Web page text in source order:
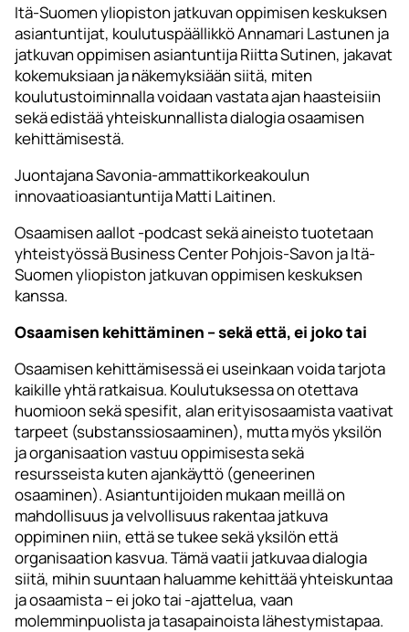
Itä-Suomen yliopiston jatkuvan oppimisen keskuksen
asiantuntijat, koulutuspäällikkö Annamari Lastunen ja
jatkuvan oppimisen asiantuntija Riitta Sutinen, jakavat
kokemuksiaan ja näkemyksiään siitä, miten
koulutustoiminnalla voidaan vastata ajan haasteisiin
sekä edistää yhteiskunnallista dialogia osaamisen
kehittämisestä.
Juontajana Savonia-ammattikorkeakoulun
innovaatioasiantuntija Matti Laitinen.
Osaamisen aallot -podcast sekä aineisto tuotetaan
yhteistyössä Business Center Pohjois-Savon ja Itä-
Suomen yliopiston jatkuvan oppimisen keskuksen
kanssa.
Osaamisen kehittäminen – sekä että, ei joko tai
Osaamisen kehittämisessä ei useinkaan voida tarjota
kaikille yhtä ratkaisua. Koulutuksessa on otettava
huomioon sekä spesifit, alan erityisosaamista vaativat
tarpeet (substanssiosaaminen), mutta myös yksilön
ja organisaation vastuu oppimisesta sekä
resursseista kuten ajankäyttö (geneerinen
osaaminen). Asiantuntijoiden mukaan meillä on
mahdollisuus ja velvollisuus rakentaa jatkuva
oppiminen niin, että se tukee sekä yksilön että
organisaation kasvua. Tämä vaatii jatkuvaa dialogia
siitä, mihin suuntaan haluamme kehittää yhteiskuntaa
ja osaamista – ei joko tai -ajattelua, vaan
molemminpuolista ja tasapainoista lähestymistapaa.